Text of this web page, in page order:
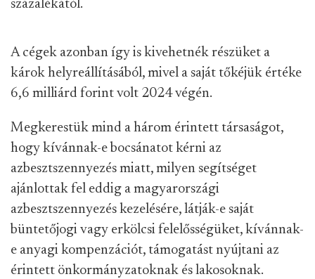
százalékától.
A cégek azonban így is kivehetnék részüket a
károk helyreállításából, mivel a saját tőkéjük értéke
6,6 milliárd forint volt 2024 végén.
Megkerestük mind a három érintett társaságot,
hogy kívánnak-e bocsánatot kérni az
azbesztszennyezés miatt, milyen segítséget
ajánlottak fel eddig a magyarországi
azbesztszennyezés kezelésére, látják-e saját
büntetőjogi vagy erkölcsi felelősségüket, kívánnak-
e anyagi kompenzációt, támogatást nyújtani az
érintett önkormányzatoknak és lakosoknak.